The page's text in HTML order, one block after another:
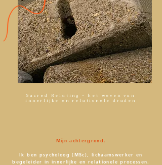
Sacred Relating - het weven van
innerlijke en relationele draden
Mijn achtergrond.
Ik ben psycholoog (MSc), lichaamswerker en
begeleider in innerlijke en relationele processen.